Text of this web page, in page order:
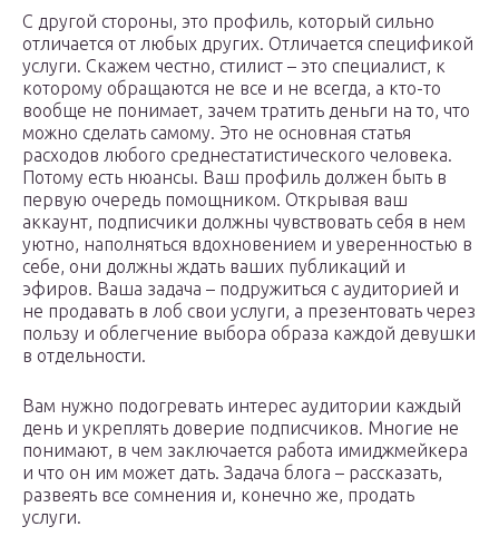
С другой стороны, это профиль, который сильно
отличается от любых других. Отличается спецификой
услуги. Скажем честно, стилист – это специалист, к
которому обращаются не все и не всегда, а кто-то
вообще не понимает, зачем тратить деньги на то, что
можно сделать самому. Это не основная статья
расходов любого среднестатистического человека.
Потому есть нюансы. Ваш профиль должен быть в
первую очередь помощником. Открывая ваш
аккаунт, подписчики должны чувствовать себя в нем
уютно, наполняться вдохновением и уверенностью в
себе, они должны ждать ваших публикаций и
эфиров. Ваша задача – подружиться с аудиторией и
не продавать в лоб свои услуги, а презентовать через
пользу и облегчение выбора образа каждой девушки
в отдельности.
Вам нужно подогревать интерес аудитории каждый
день и укреплять доверие подписчиков. Многие не
понимают, в чем заключается работа имиджмейкера
и что он им может дать. Задача блога – рассказать,
развеять все сомнения и, конечно же, продать
услуги.